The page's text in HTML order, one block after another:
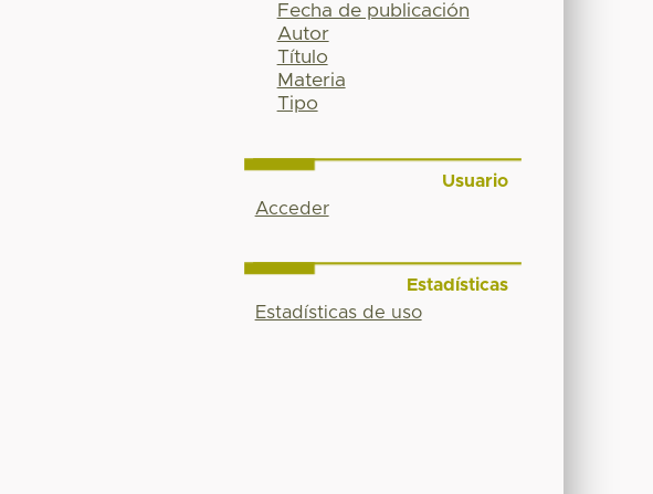
Fecha de publicación
Autor
Título
Materia
Tipo
Usuario
Acceder
Estadísticas
Estadísticas de uso